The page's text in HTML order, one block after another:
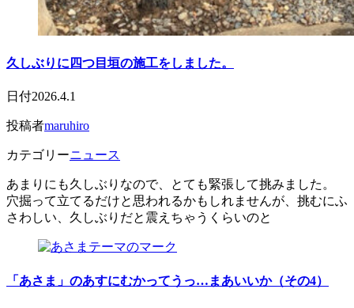
久しぶりに四つ目垣の施工をしました。
日付2026.4.1
投稿者maruhiro
カテゴリーニュース
あまりにも久しぶりなので、とても緊張して挑みました。
穴掘って立てるだけと思われるかもしれませんが、挑むにふ
さわしい、久しぶりだと震えちゃうくらいのと
「あさま」のあすにむかってうっ…まあいいか（その4）